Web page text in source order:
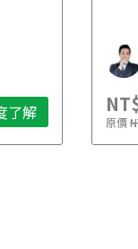
了解 原價